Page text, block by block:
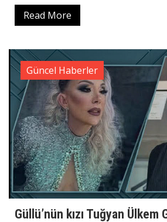
Read More
Güncel Haberler
Güllü’nün kızı Tuğyan Ülkem